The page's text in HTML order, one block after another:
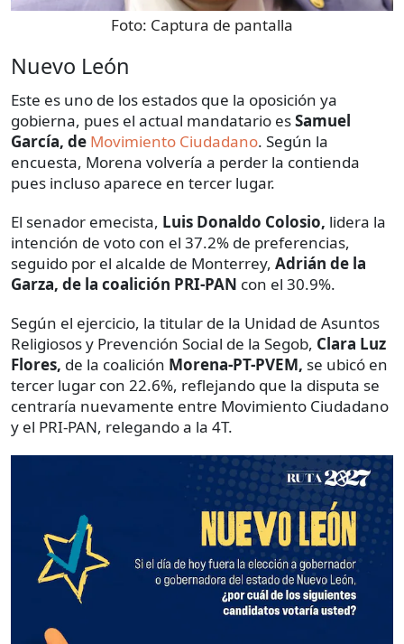
Foto: Captura de pantalla
Nuevo León
Este es uno de los estados que la oposición ya
gobierna, pues el actual mandatario esSamuel
García, de Movimiento Ciudadano. Según la
encuesta, Morena volvería a perder la contienda
pues incluso aparece en tercer lugar.
El senador emecista, Luis Donaldo Colosio, lidera la
intención de voto con el 37.2% de preferencias,
seguido por el alcalde de Monterrey, Adrián de la
Garza, de la coalición PRI-PAN con el 30.9%.
Según el ejercicio, la titular de la Unidad de Asuntos
Religiosos y Prevención Social de la Segob, Clara Luz
Flores, de la coalición Morena-PT-PVEM, se ubicó en
tercer lugar con 22.6%, reflejando que la disputa se
centraría nuevamente entre Movimiento Ciudadano
y el PRI-PAN, relegando a la 4T.